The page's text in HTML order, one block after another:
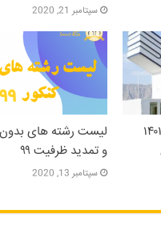
سپتامبر 21, 2020
آزاد ۱۴۰۰-۱۴۰۱
و تمدید ظرفیت ۹۹
سپتامبر 13, 2020